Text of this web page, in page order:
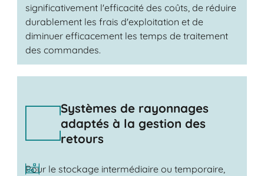
significativement l'efficacité des coûts, de réduire
durablement les frais d'exploitation et de
diminuer efficacement les temps de traitement
des commandes.
Systèmes de rayonnages
adaptés à la gestion des
retours
Pour le stockage intermédiaire ou temporaire,